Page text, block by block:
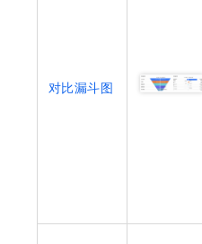
对比漏斗图